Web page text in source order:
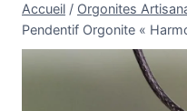
Accueil / Orgonites
Pendentif Orgonite «